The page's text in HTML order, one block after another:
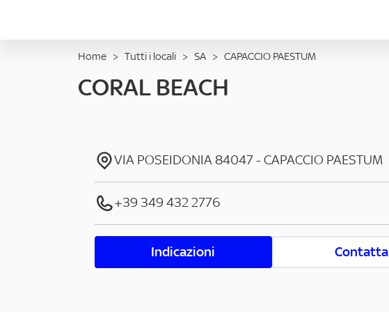
Home > Tutti i locali > SA > CAPACCIO PAESTUM
CORAL BEACH
VIA POSEIDONIA84047-CAPACCIO PAESTUM
+39 349 432 2776
Indicazioni Contatta